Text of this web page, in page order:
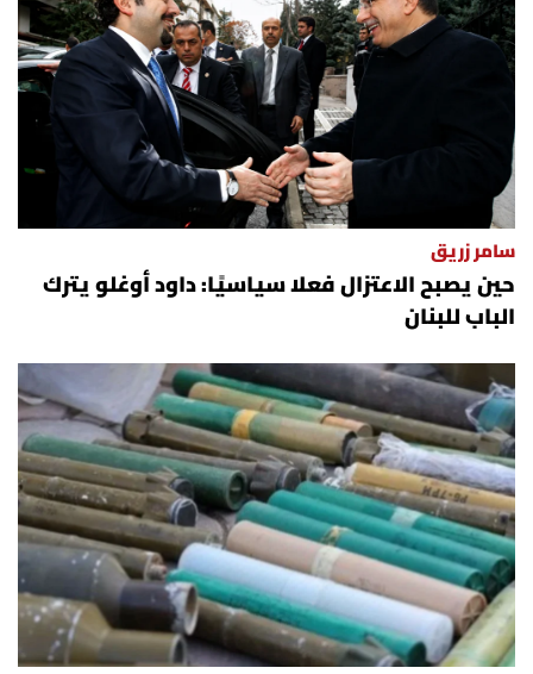
سامر زريق
حين يصبح الاعتزال فعلا سياسيًا: داود أوغلو يترك
الباب للبنان